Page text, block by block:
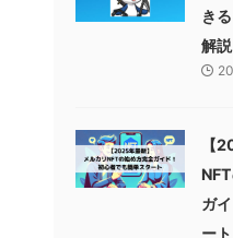
き
解説
【
ガ
ート